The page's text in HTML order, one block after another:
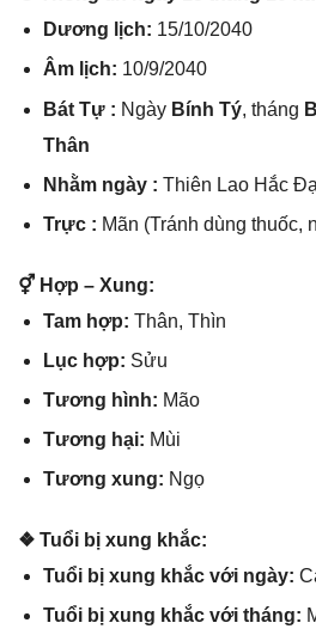
Dươnɡ lịch: 15/10/2040
Âm lịch: 10/9/2040
Bát Tự : Ngày Bính Tý, thánɡ
Thân
Nhằm ngày : Thiên Lao Hắc
Trực : Mãn (Tránh dùnɡ thuốc,
⚥ Hợp – Xung:
Tam hợp: Thân, Thìn
Lục hợp: Sửu
Tươnɡ hình: Mão
Tươnɡ hại: Mùi
Tươnɡ xung: Ngọ
❖ Tuổi bị xunɡ khắc:
Tuổi bị xunɡ khắc với ngày:
Tuổi bị xunɡ khắc với tháng: